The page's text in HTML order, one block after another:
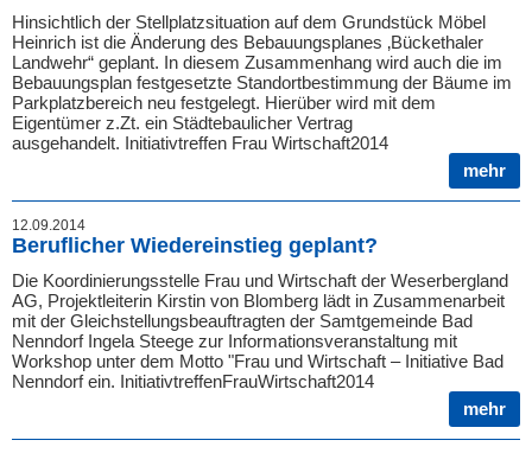
Hinsichtlich der Stellplatzsituation auf dem Grundstück Möbel
Heinrich ist die Änderung des Bebauungsplanes ‚Bückethaler
Landwehr“ geplant. In diesem Zusammenhang wird auch die im
Bebauungsplan festgesetzte Standortbestimmung der Bäume im
Parkplatzbereich neu festgelegt. Hierüber wird mit dem
Eigentümer z.Zt. ein Städtebaulicher Vertrag
ausgehandelt. Initiativtreffen Frau Wirtschaft2014
mehr
12.09.2014
Beruflicher Wiedereinstieg geplant?
Die Koordinierungsstelle Frau und Wirtschaft der Weserbergland
AG, Projektleiterin Kirstin von Blomberg lädt in Zusammenarbeit
mit der Gleichstellungsbeauftragten der Samtgemeinde Bad
Nenndorf Ingela Steege zur Informationsveranstaltung mit
Workshop unter dem Motto "Frau und Wirtschaft – Initiative Bad
Nenndorf ein. InitiativtreffenFrauWirtschaft2014
mehr